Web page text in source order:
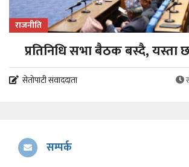
राजनीति
प्रतिनिधि सभा बैठक बस्दै, यस्ता
सेतोपाटी संवाददाता
सम्पर्क